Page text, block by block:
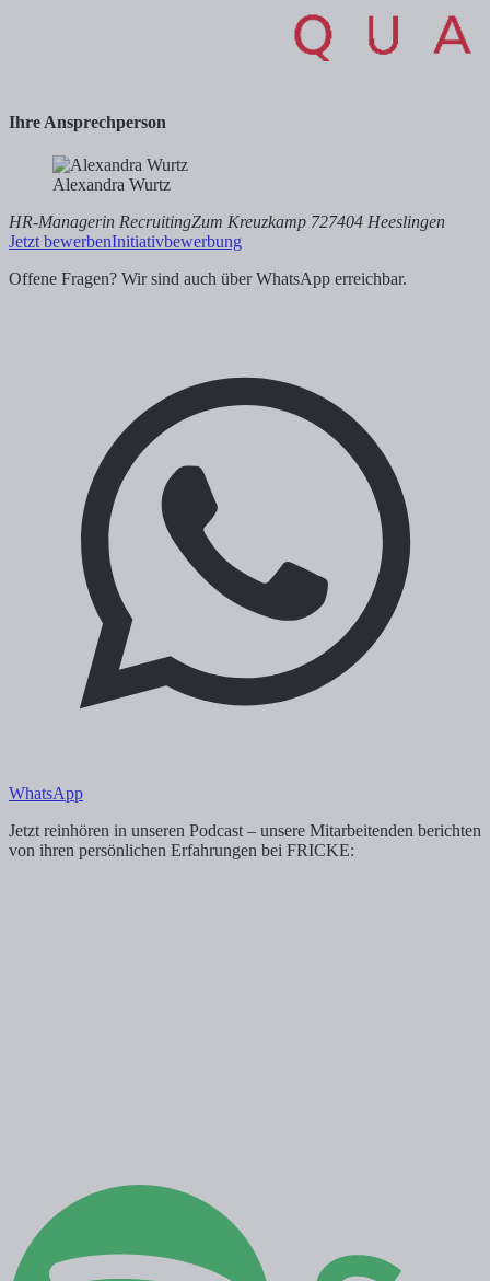
Ihre Ansprechperson
Alexandra Wurtz
HR-Managerin RecruitingZum Kreuzkamp 727404 Heeslingen
Jetzt bewerbenInitiativbewerbung
Offene Fragen? Wir sind auch über WhatsApp erreichbar.
WhatsApp
Jetzt reinhören in unseren Podcast – unsere Mitarbeitenden berichten
von ihren persönlichen Erfahrungen bei FRICKE: